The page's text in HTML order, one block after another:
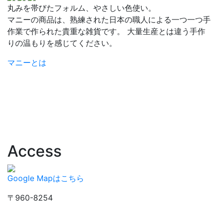
丸みを帯びたフォルム、やさしい色使い。
マニーの商品は、熟練された日本の職人による一つ一つ手
作業で作られた貴重な雑貨です。 大量生産とは違う手作
りの温もりを感じてください。
マニーとは
Access
Google Mapはこちら
〒960-8254